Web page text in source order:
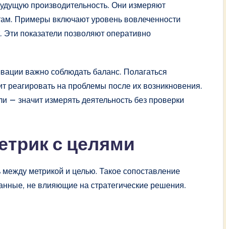
производительность. Они измеряют
Примеры включают уровень вовлеченности
показатели позволяют оперативно
важно соблюдать баланс. Полагаться
реагировать на проблемы после их возникновения.
— значит измерять деятельность без проверки
с целями
метрикой и целью. Такое сопоставление
не влияющие на стратегические решения.